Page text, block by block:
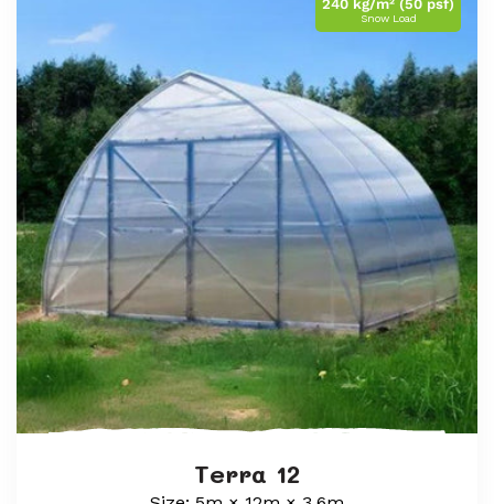
240 kg/m² (50 psf)
Snow Load
Terra 12